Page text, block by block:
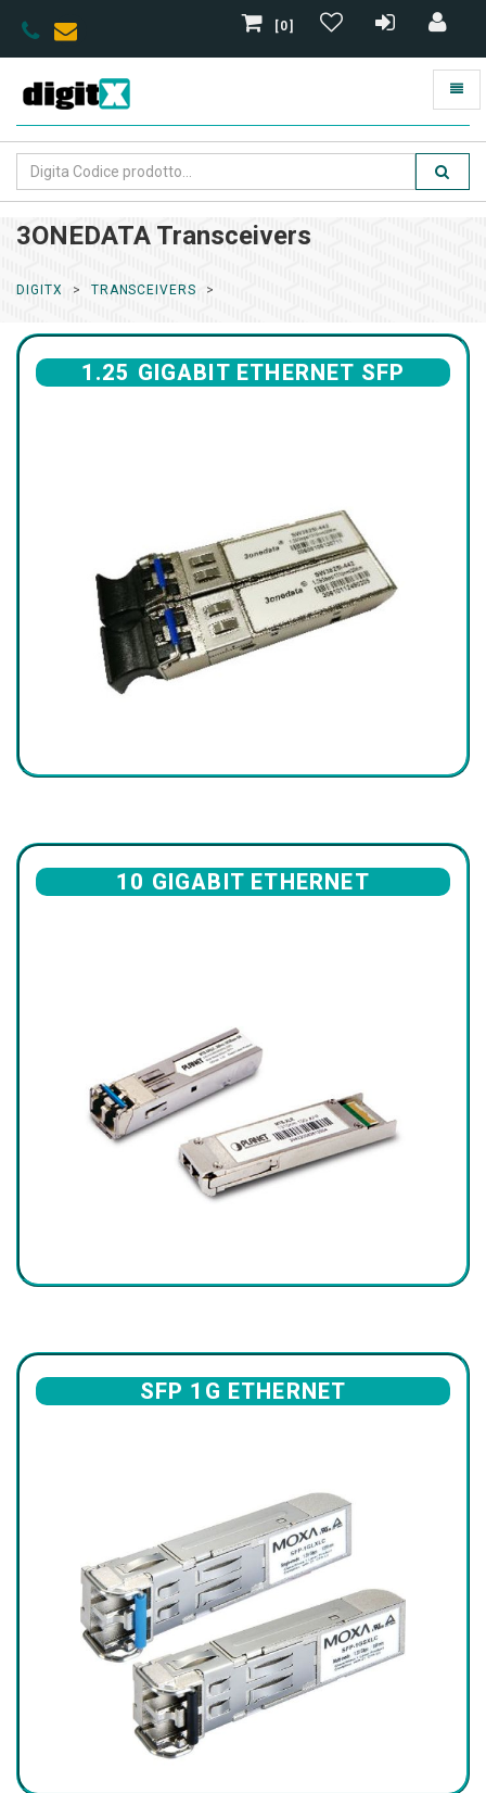
[0]
3ONEDATA Transceivers
DIGITX TRANSCEIVERS
1.25 GIGABIT ETHERNET SFP
10 GIGABIT ETHERNET
SFP 1G ETHERNET